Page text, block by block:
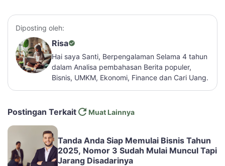
Diposting oleh:
Risa
Hai saya Santi, Berpengalaman Selama 4 tahun
dalam Analisa pembahasan Berita populer,
Bisnis, UMKM, Ekonomi, Finance dan Cari Uang.
Postingan Terkait Muat Lainnya
Tanda Anda Siap Memulai Bisnis Tahun
2025, Nomor 3 Sudah Mulai Muncul Tapi
Jarang Disadarinya